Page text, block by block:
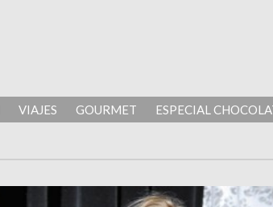
VIAJES GOURMET ESPECIAL